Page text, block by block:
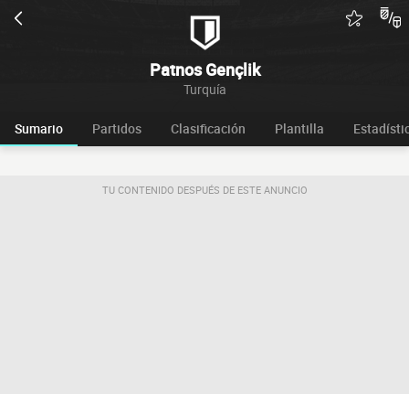
Patnos Gençlik
Turquía
Sumario Partidos Clasificación Plantilla
TU CONTENIDO DESPUÉS DE ESTE ANUNCIO